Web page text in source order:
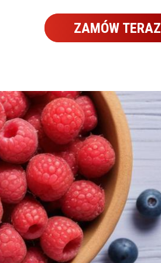
ZAMÓW TERAZ